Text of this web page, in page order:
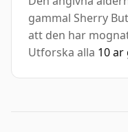
gammal Sherry
att den har
Utforska alla 10 ar